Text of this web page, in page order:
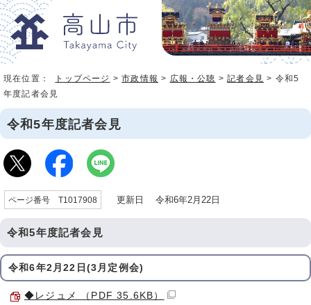
現在位置： トップページ >市政情報 > 広報・公聴 >記者会見 > 令和5
年度記者会見
令和5年度記者会見
ページ番号 T1017908 更新日 令和6年2月22日
令和5年度記者会見
令和6年2月22日(3月定例会)
◆レジュメ （PDF 35.6KB）